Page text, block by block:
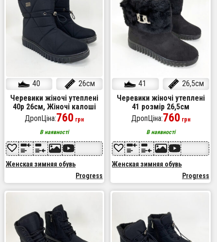
40
26см
Черевики жіночі утеплені
40р 26см, Жіночі калоші
піна на хутрі, Жіночі калоші
на хутрі
ДропЦіна:760 грн
В наявності
Женская зимняя обувь
Progress
41
26,5см
Черевики жіночі утеплені
41 розмір 26,5см
ДропЦіна:760 грн
В наявності
Женская зимняя обувь
Progress